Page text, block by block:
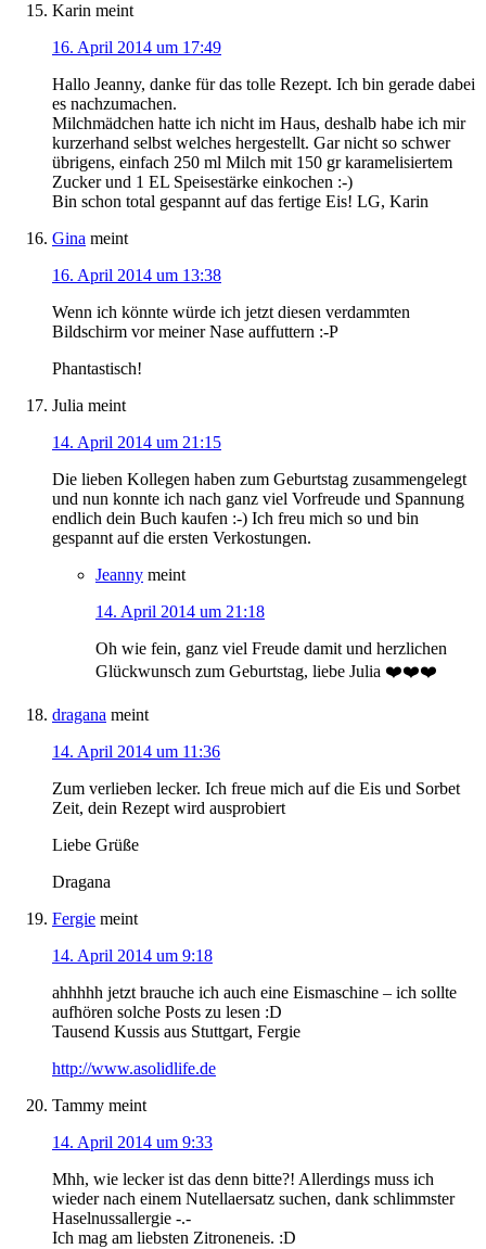
Karin meint
16. April 2014 um 17:49
Hallo Jeanny, danke für das tolle Rezept. Ich bin gerade dabei
es nachzumachen.
Milchmädchen hatte ich nicht im Haus, deshalb habe ich mir
kurzerhand selbst welches hergestellt. Gar nicht so schwer
übrigens, einfach 250 ml Milch mit 150 gr karamelisiertem
Zucker und 1 EL Speisestärke einkochen :-)
Bin schon total gespannt auf das fertige Eis! LG, Karin
Gina meint
16. April 2014 um 13:38
Wenn ich könnte würde ich jetzt diesen verdammten
Bildschirm vor meiner Nase auffuttern :-P
Phantastisch!
Julia meint
14. April 2014 um 21:15
Die lieben Kollegen haben zum Geburtstag zusammengelegt
und nun konnte ich nach ganz viel Vorfreude und Spannung
endlich dein Buch kaufen :-) Ich freu mich so und bin
gespannt auf die ersten Verkostungen.
Jeanny meint
14. April 2014 um 21:18
Oh wie fein, ganz viel Freude damit und herzlichen
Glückwunsch zum Geburtstag, liebe Julia ❤️❤️❤️
dragana meint
14. April 2014 um 11:36
Zum verlieben lecker. Ich freue mich auf die Eis und Sorbet
Zeit, dein Rezept wird ausprobiert
Liebe Grüße
Dragana
Fergie meint
14. April 2014 um 9:18
ahhhhh jetzt brauche ich auch eine Eismaschine – ich sollte
aufhören solche Posts zu lesen :D
Tausend Kussis aus Stuttgart, Fergie
http://www.asolidlife.de
Tammy meint
14. April 2014 um 9:33
Mhh, wie lecker ist das denn bitte?! Allerdings muss ich
wieder nach einem Nutellaersatz suchen, dank schlimmster
Haselnussallergie -.-
Ich mag am liebsten Zitroneneis. :D